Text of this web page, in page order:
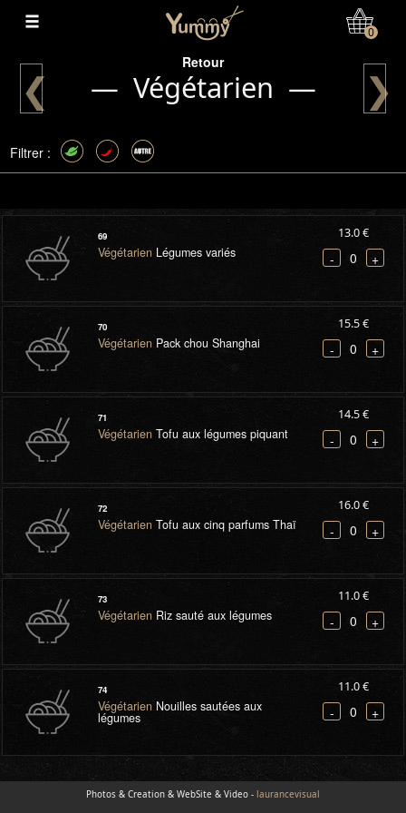
Mon Compte
0
Retour
— Végétarien —
❮ ❯
Filtrer :
69
VégétarienLégumes variés
13.0 €
- 0 +
70
VégétarienPack chou Shanghai
15.5 €
- 0 +
71
VégétarienTofu aux légumes piquant
14.5 €
- 0 +
72
VégétarienTofu aux cinq parfums Thaï
16.0 €
- 0 +
73
VégétarienRiz sauté aux légumes
11.0 €
- 0 +
74
VégétarienNouilles sautées aux
légumes
11.0 €
- 0 +
Photos & Creation & WebSite & Video - laurancevisual